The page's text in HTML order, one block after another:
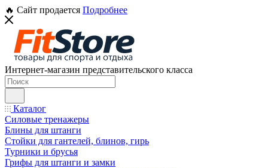
🔥 Сайт продается Подробнее
Интернет-магазин представительского класса
Каталог
Силовые тренажеры
Блины для штанги
Стойки для гантелей, блинов, гирь
Турники и брусья
Грифы для штанги и замки